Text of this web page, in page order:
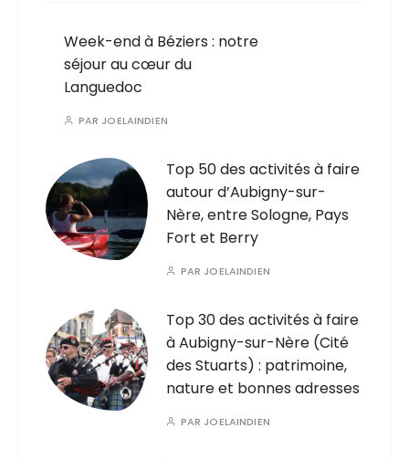
Week-end à Béziers : notre
séjour au cœur du
Languedoc
PAR JOELAINDIEN
Top 50 des activités à faire
autour d’Aubigny-sur-
Nère, entre Sologne, Pays
Fort et Berry
PAR JOELAINDIEN
Top 30 des activités à faire
à Aubigny-sur-Nère (Cité
des Stuarts) : patrimoine,
nature et bonnes adresses
PAR JOELAINDIEN